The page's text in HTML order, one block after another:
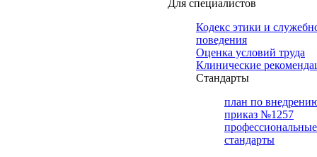
Для специалистов
Кодекс этики и
поведения
Оценка условий труда
Клинические
Cтандарты
план по
приказ №1257
профессиональные
стандарты